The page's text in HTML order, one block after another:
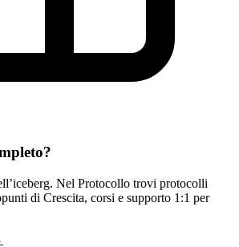
Nel Protocollo trovi protocolli
di Crescita, corsi e supporto 1:1 per